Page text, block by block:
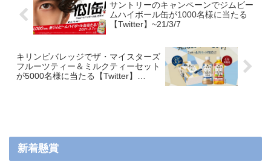
サントリーのキャンペーンでジムビー
ムハイボール缶が1000名様に当たる
【Twitter】~21/3/7
キリンビバレッジでザ・マイスターズ
フルーツティー＆ミルクティーセット
が5000名様に当たる【Twitter】
新着懸賞